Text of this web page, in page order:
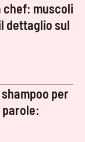
chef: muscoli
dettaglio sul
per